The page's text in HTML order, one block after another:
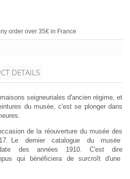
order over 35€ in France
DETAILS
seigneuriales d'ancien régime, et
du musée, c'est se plonger dans
de la réouverture du musée des
Le dernier catalogue du musée
des années 1910. C'est dire
qui bénéficiera de surcroît d'une